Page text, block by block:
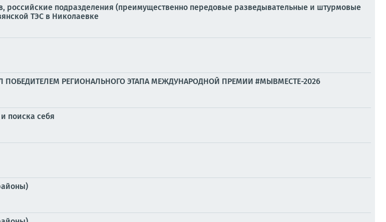
российские подразделения (преимущественно передовые разведывательные и штурмовые
ТЭС в Николаевке
РЕГИОНАЛЬНОГО ЭТАПА МЕЖДУНАРОДНОЙ ПРЕМИИ #МЫВМЕСТЕ-2026
поиска себя